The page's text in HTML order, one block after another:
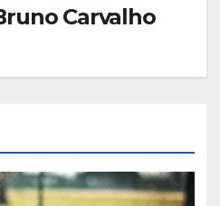
Carvalho